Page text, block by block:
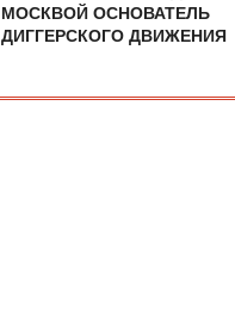
МОСКВОЙ ОСНОВАТЕЛЬ
ДИГГЕРСКОГО ДВИЖЕНИЯ